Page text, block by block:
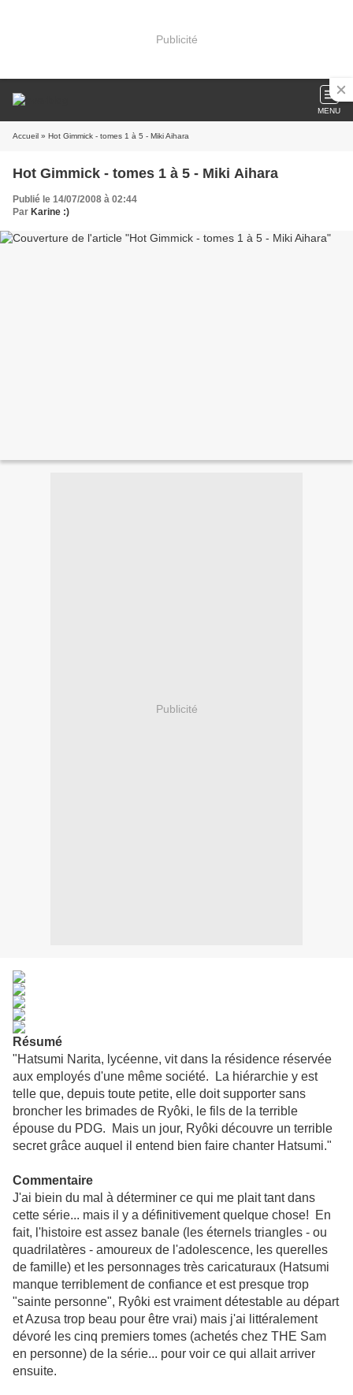
Publicité
MENU
Accueil » Hot Gimmick - tomes 1 à 5 - Miki Aihara
Hot Gimmick - tomes 1 à 5 - Miki Aihara
Publié le 14/07/2008 à 02:44
Par Karine :)
Publicité
Résumé
"Hatsumi Narita, lycéenne, vit dans la résidence réservée
aux employés d'une même société. La hiérarchie y est
telle que, depuis toute petite, elle doit supporter sans
broncher les brimades de Ryôki, le fils de la terrible
épouse du PDG. Mais un jour, Ryôki découvre un terrible
secret grâce auquel il entend bien faire chanter Hatsumi."
Commentaire
J'ai biein du mal à déterminer ce qui me plait tant dans
cette série... mais il y a définitivement quelque chose! En
fait, l'histoire est assez banale (les éternels triangles - ou
quadrilatères - amoureux de l'adolescence, les querelles
de famille) et les personnages très caricaturaux (Hatsumi
manque terriblement de confiance et est presque trop
"sainte personne", Ryôki est vraiment détestable au départ
et Azusa trop beau pour être vrai) mais j'ai littéralement
dévoré les cinq premiers tomes (achetés chez THE Sam
en personne) de la série... pour voir ce qui allait arriver
ensuite.